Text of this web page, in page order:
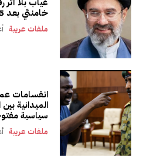
خامنئي بعد 5 أشهر من تولي خلافة إيران
ملفات عربية
انقسامات
الميدانية
سياسية
ملفات عربية